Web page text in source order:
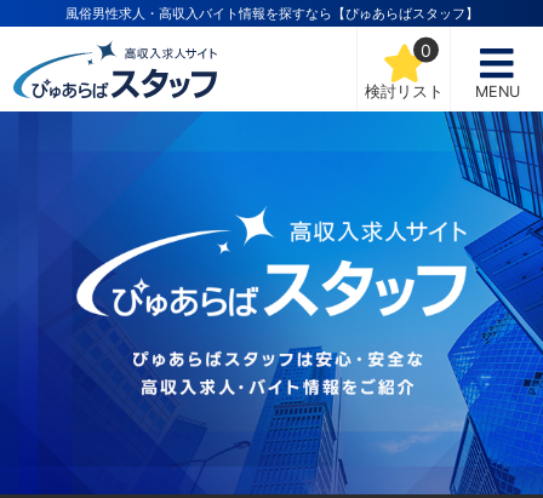
風俗男性求人・高収入バイト情報を探すなら【ぴゅあらばスタッフ】
検討リスト
0
MENU